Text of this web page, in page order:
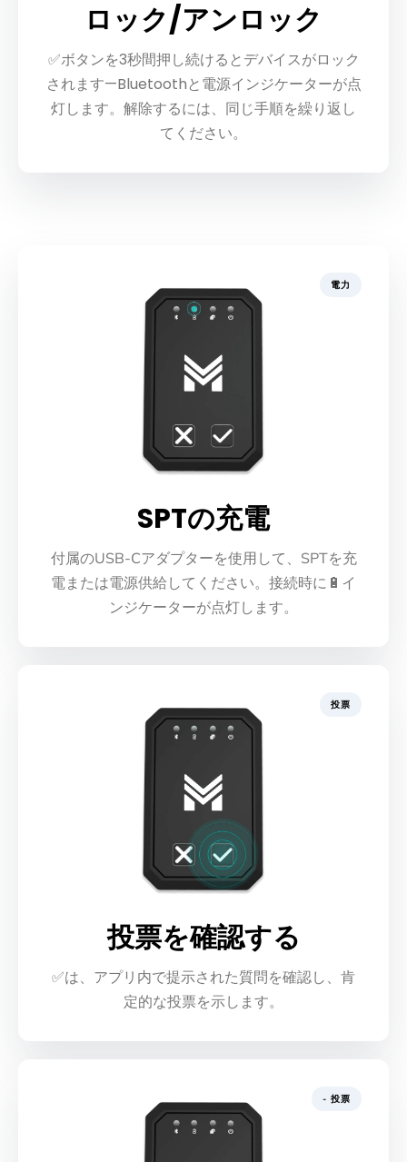
ロック/アンロック
✅ボタンを3秒間押し続けるとデバイスがロック
されます—Bluetoothと電源インジケーターが点
灯します。解除するには、同じ手順を繰り返し
てください。
電力
SPTの充電
付属のUSB-Cアダプターを使用して、SPTを充
電または電源供給してください。接続時に🔋イ
ンジケーターが点灯します。
投票
投票を確認する
✅は、アプリ内で提示された質問を確認し、肯
定的な投票を示します。
- 投票